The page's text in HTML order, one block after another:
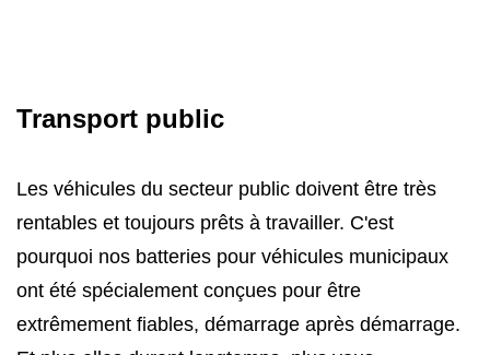
Transport public
Les véhicules du secteur public doivent être très
rentables et toujours prêts à travailler. C'est
pourquoi nos batteries pour véhicules municipaux
ont été spécialement conçues pour être
extrêmement fiables, démarrage après démarrage.